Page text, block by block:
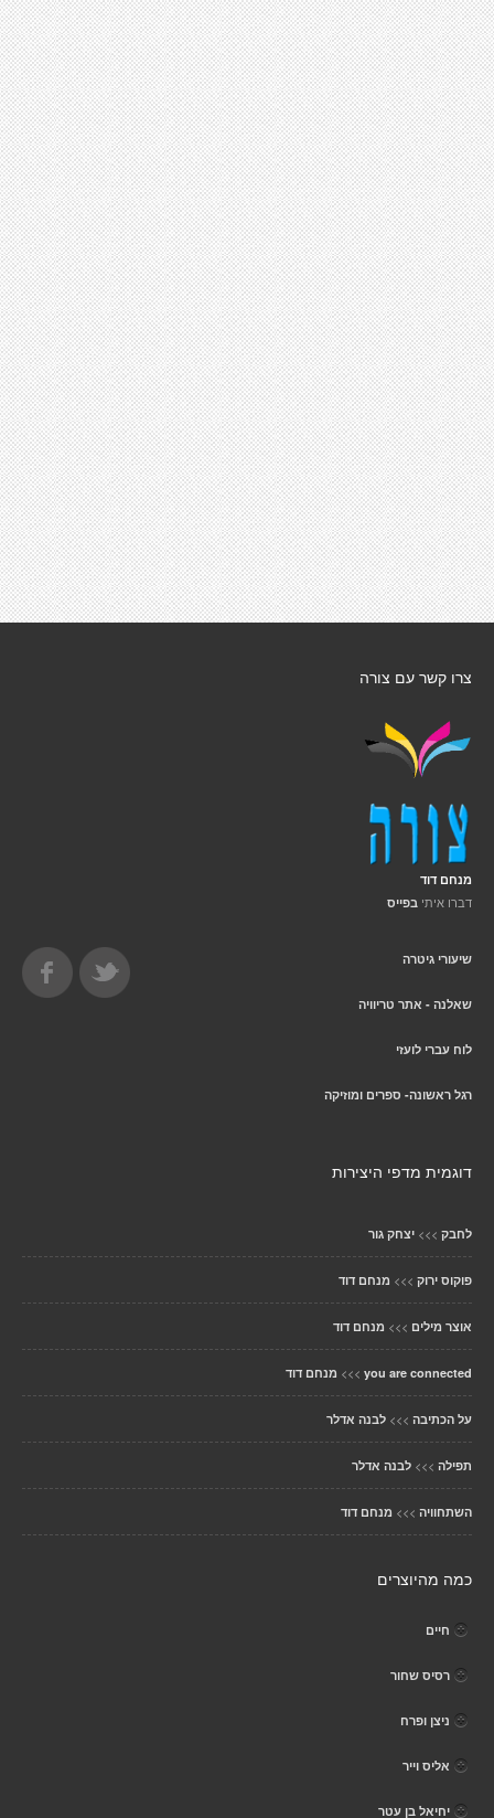
צרו קשר עם צורה
מנחם דוד
דברו איתי בפייס
שיעורי גיטרה
שאלנה - אתר טריוויה
לוח עברי לועזי
רגל ראשונה- ספרים ומוזיקה
דוגמית מדפי היצירות
לחבק >>> יצחק גור
פוקוס ירוק >>> מנחם דוד
אוצר מילים >>> מנחם דוד
you are connected
>>> מנחם דוד
על הכתיבה >>> לבנה אדלר
תפילה >>> לבנה אדלר
השתחוויה >>> מנחם דוד
כמה מהיוצרים
חיים
רסיס שחור
ניצן ופרח
אליס וייר
יחיאל בן עטר